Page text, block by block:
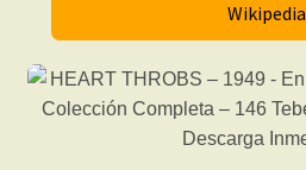
Wikipedia